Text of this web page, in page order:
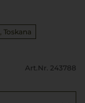
Toskana
Art.Nr. 243788